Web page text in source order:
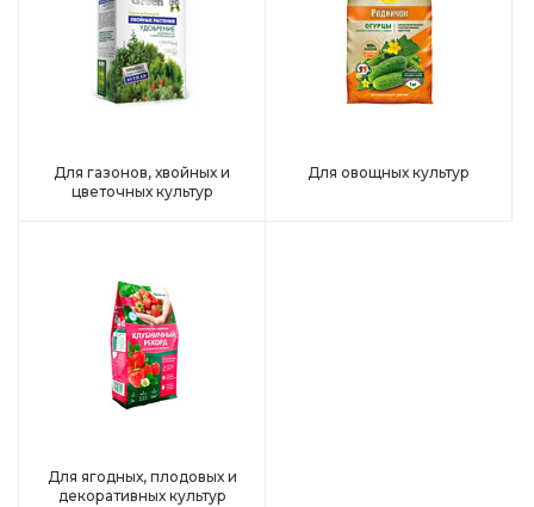
Для газонов, хвойных и
цветочных культур
Для овощных культур
Для ягодных, плодовых и
декоративных культур